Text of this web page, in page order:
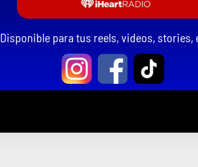
Disponible para tus reels, videos, stories,